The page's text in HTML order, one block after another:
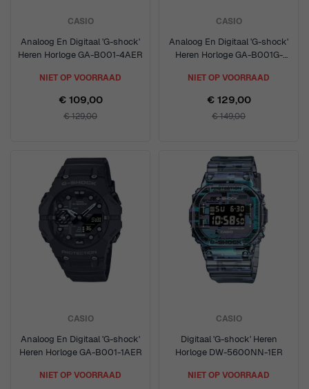
CASIO
Analoog En Digitaal 'G-shock'
Heren Horloge GA-B001-4AER
NIET OP VOORRAAD
€ 109,00
€ 129,00
CASIO
Analoog En Digitaal 'G-shock'
Heren Horloge GA-B001G-
NIET OP VOORRAAD
€ 129,00
€ 149,00
CASIO
Analoog En Digitaal 'G-shock'
Heren Horloge GA-B001-1AER
NIET OP VOORRAAD
CASIO
Digitaal 'G-shock' Heren
Horloge DW-5600NN-1ER
NIET OP VOORRAAD